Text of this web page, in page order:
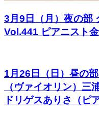
3月9日（月）夜の部
Vol.441 ピアニスト
1月26日（日）昼の
（ヴァイオリン）三
ドリゲスありさ（ピ